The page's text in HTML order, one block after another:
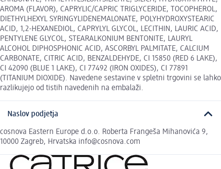
AROMA (FLAVOR), CAPRYLIC/CAPRIC TRIGLYCERIDE, TOCOPHEROL,
DIETHYLHEXYL SYRINGYLIDENEMALONATE, POLYHYDROXYSTEARIC
ACID, 1,2-HEXANEDIOL, CAPRYLYL GLYCOL, LECITHIN, LAURIC ACID,
PENTYLENE GLYCOL, STEARALKONIUM BENTONITE, LAURYL
ALCOHOL DIPHOSPHONIC ACID, ASCORBYL PALMITATE, CALCIUM
CARBONATE, CITRIC ACID, BENZALDEHYDE, CI 15850 (RED 6 LAKE),
CI 42090 (BLUE 1 LAKE), CI 77492 (IRON OXIDES), CI 77891
(TITANIUM DIOXIDE). Navedene sestavine v spletni trgovini se lahko
razlikujejo od tistih navedenih na embalaži.
Naslov podjetja
cosnova Eastern Europe d.o.o. Roberta Frangeša Mihanovića 9,
10000 Zagreb, Hrvatska info@cosnova.com